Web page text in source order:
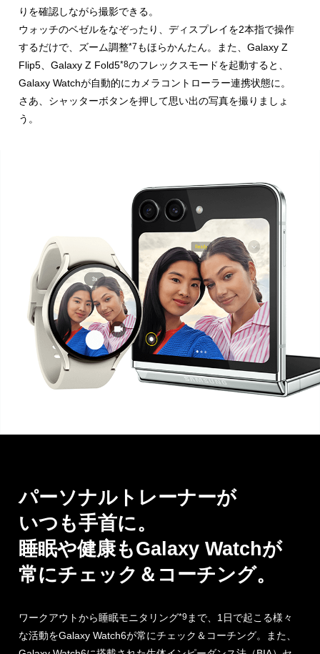
りを確認しながら撮影できる。
ウォッチのベゼルをなぞったり、ディスプレイを2本指で操作
するだけで、ズーム調整*7 もほらかんたん。また、Galaxy Z
Flip5、Galaxy Z Fold5*8のフレックスモードを起動すると、
Galaxy Watchが自動的にカメラコントローラー連携状態に。
さあ、シャッターボタンを押して思い出の写真を撮りましょ
う。
パーソナルトレーナーが
いつも手首に。
睡眠や健康もGalaxy Watchが
常にチェック＆コーチング。
ワークアウトから睡眠モニタリング*9まで、1日で起こる様々
な活動をGalaxy Watch6が常にチェック＆コーチング。また、